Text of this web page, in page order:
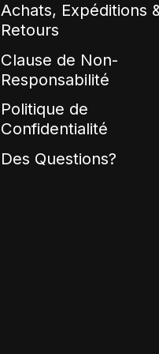
Achats, Expéditions
Retours
Clause de Non-
Responsabilité
Politique de
Confidentialité
Des Questions?